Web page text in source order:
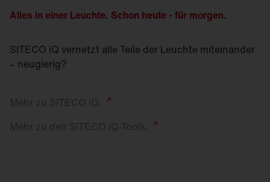
Alles in einer Leuchte. Schon heute - für morgen.
SITECO iQ vernetzt alle Teile der Leuchte miteinander
– neugierig?
Mehr zu SITECO iQ.
Mehr zu den SITECO iQ-Tools.